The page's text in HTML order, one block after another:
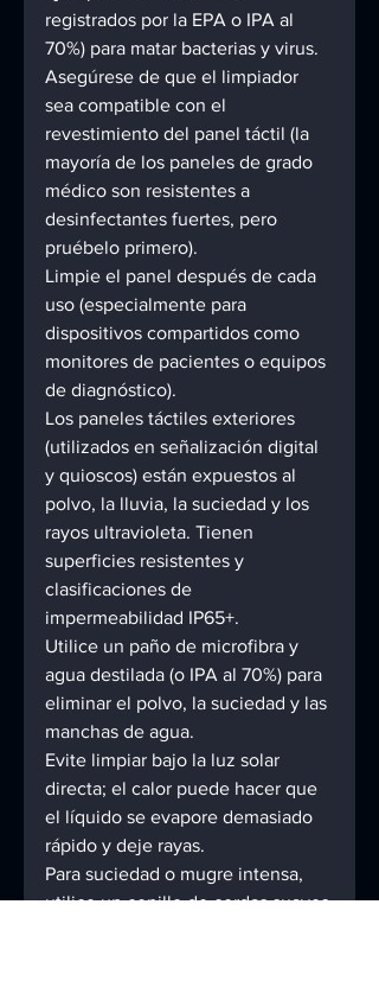
registrados por la EPA o IPA al
70%) para matar bacterias y virus.
Asegúrese de que el limpiador
sea compatible con el
revestimiento del panel táctil (la
mayoría de los paneles de grado
médico son resistentes a
desinfectantes fuertes, pero
pruébelo primero).
Limpie el panel después de cada
uso (especialmente para
dispositivos compartidos como
monitores de pacientes o equipos
de diagnóstico).
Los paneles táctiles exteriores
(utilizados en señalización digital
y quioscos) están expuestos al
polvo, la lluvia, la suciedad y los
rayos ultravioleta. Tienen
superficies resistentes y
clasificaciones de
impermeabilidad IP65+.
Utilice un paño de microfibra y
agua destilada (o IPA al 70%) para
eliminar el polvo, la suciedad y las
manchas de agua.
Evite limpiar bajo la luz solar
directa; el calor puede hacer que
el líquido se evapore demasiado
rápido y deje rayas.
Para suciedad o mugre intensa,
utilice un cepillo de cerdas suaves